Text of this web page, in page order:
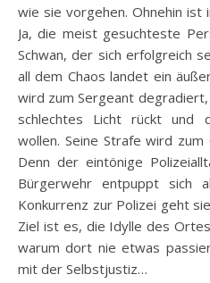
wie sie vorgehen. Ohnehin ist
Ja, die meist gesuchteste
Schwan, der sich erfolgreich
all dem Chaos landet ein
wird zum Sergeant
schlechtes Licht rückt und
wollen. Seine Strafe wird zum
Denn der eintönige
Bürgerwehr entpuppt sich
Konkurrenz zur Polizei geht
Ziel ist es, die Idylle des
warum dort nie etwas
mit der Selbstjustiz…